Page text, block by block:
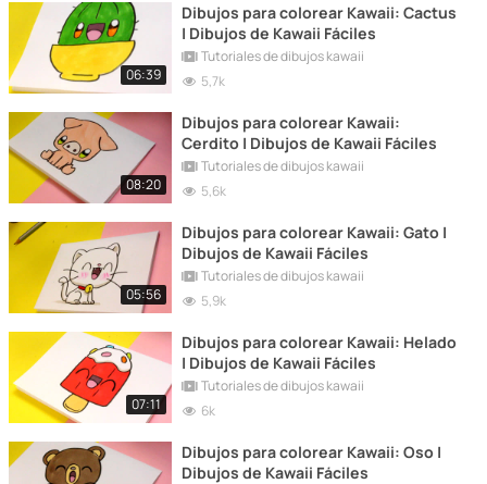
06:39
Dibujos para colorear Kawaii: Cactus
| Dibujos de Kawaii Fáciles
Tutoriales de dibujos kawaii
5,7k
08:20
Dibujos para colorear Kawaii:
Cerdito | Dibujos de Kawaii Fáciles
Tutoriales de dibujos kawaii
5,6k
05:56
Dibujos para colorear Kawaii: Gato |
Dibujos de Kawaii Fáciles
Tutoriales de dibujos kawaii
5,9k
07:11
Dibujos para colorear Kawaii: Helado
| Dibujos de Kawaii Fáciles
Tutoriales de dibujos kawaii
6k
Dibujos para colorear Kawaii: Oso |
Dibujos de Kawaii Fáciles